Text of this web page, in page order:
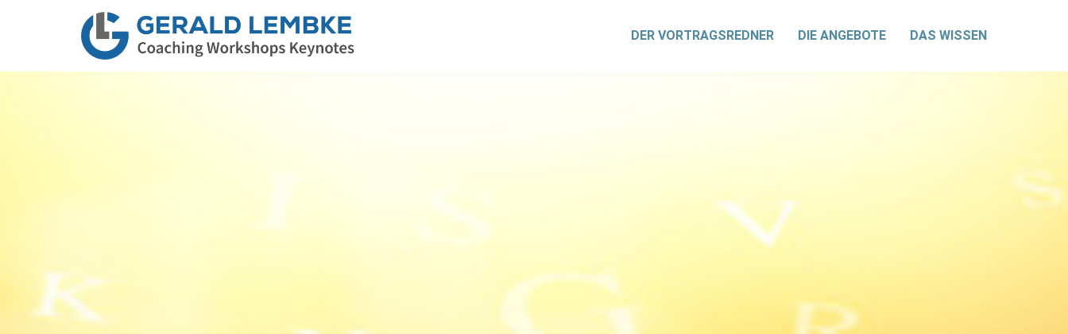
DER VORTRAGSREDNER DIE ANGEBOTE DAS WISSEN